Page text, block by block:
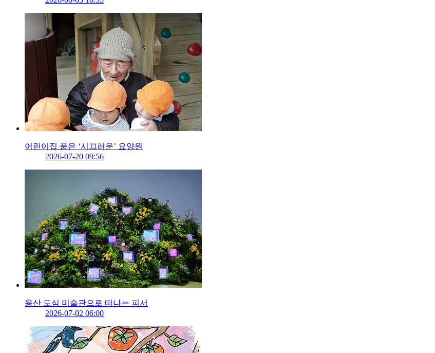
어린이집 품은 ‘시끄러운’ 요양원
2026-07-20 09:56
용산 도심 미술관으로 떠나는 피서
2026-07-02 06:00